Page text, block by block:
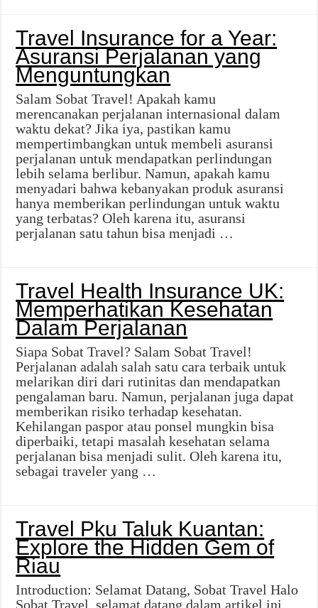
Travel Insurance for a Year:
Asuransi Perjalanan yang
Menguntungkan
Salam Sobat Travel! Apakah kamu
merencanakan perjalanan internasional dalam
waktu dekat? Jika iya, pastikan kamu
mempertimbangkan untuk membeli asuransi
perjalanan untuk mendapatkan perlindungan
lebih selama berlibur. Namun, apakah kamu
menyadari bahwa kebanyakan produk asuransi
hanya memberikan perlindungan untuk waktu
yang terbatas? Oleh karena itu, asuransi
perjalanan satu tahun bisa menjadi …
Travel Health Insurance UK:
Memperhatikan Kesehatan
Dalam Perjalanan
Siapa Sobat Travel? Salam Sobat Travel!
Perjalanan adalah salah satu cara terbaik untuk
melarikan diri dari rutinitas dan mendapatkan
pengalaman baru. Namun, perjalanan juga dapat
memberikan risiko terhadap kesehatan.
Kehilangan paspor atau ponsel mungkin bisa
diperbaiki, tetapi masalah kesehatan selama
perjalanan bisa menjadi sulit. Oleh karena itu,
sebagai traveler yang …
Travel Pku Taluk Kuantan:
Explore the Hidden Gem of
Riau
Introduction: Selamat Datang, Sobat Travel Halo
Sobat Travel, selamat datang dalam artikel ini